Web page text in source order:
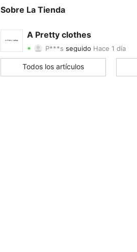
Sobre La Tienda
A Pretty clothes
P***s seguido
4.57 Calificación 42Artículos
4.57
Todos los artículos